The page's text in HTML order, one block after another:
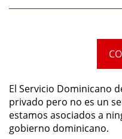
El Servicio Dominicano
privado pero no es un
estamos asociados a
gobierno dominicano.